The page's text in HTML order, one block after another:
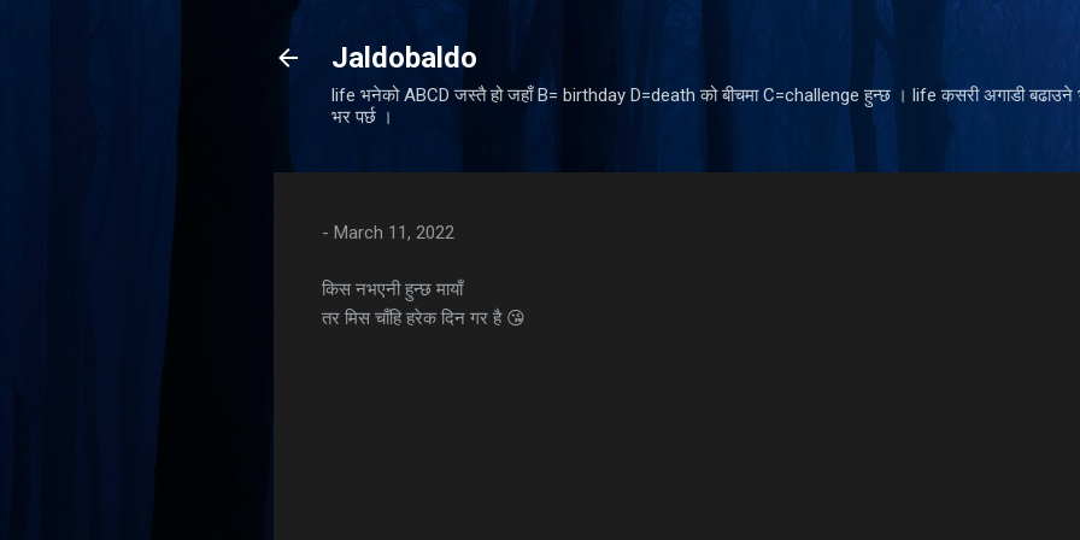
Jaldobaldo
life भनेको ABCD जस्तै हो जहाँ B= birthday D=death को बीचमा C=challenge हुन्छ । life कसरी अगाडी
भर पर्छ ।
- March 11, 2022
किस नभएनी हुन्छ मायाँ
तर मिस चाँहि हरेक दिन गर है 😘